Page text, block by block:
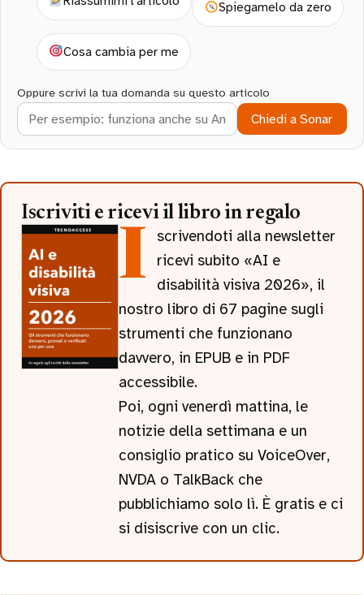
Spiegamelo da zero
Cosa cambia per me
Oppure scrivi la tua domanda su questo articolo
Chiedi a Sonar
Iscriviti e ricevi il libro in regalo
Iscrivendoti alla newsletter
ricevi subito «AI e
disabilità visiva 2026», il
nostro libro di 67 pagine sugli
strumenti che funzionano
davvero, in EPUB e in PDF
accessibile.
Poi, ogni venerdì mattina, le
notizie della settimana e un
consiglio pratico su VoiceOver,
NVDA o TalkBack che
pubblichiamo solo lì. È gratis e ci
si disiscrive con un clic.